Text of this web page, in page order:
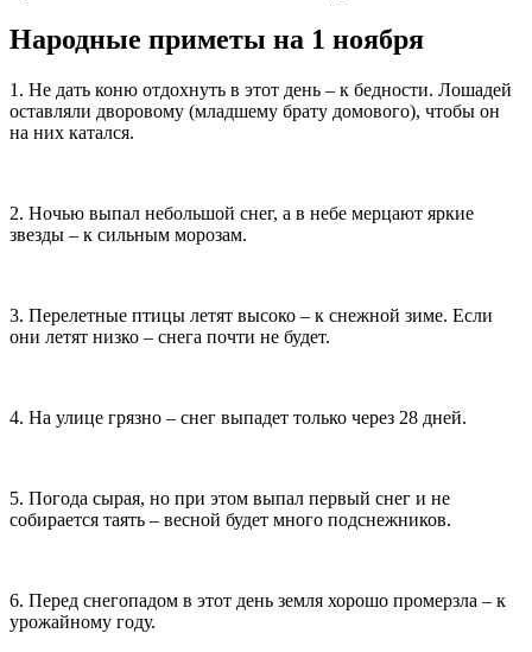
Народные приметы на 1 ноября
1. Не дать коню отдохнуть в этот день – к бедности. Лошадей
оставляли дворовому (младшему брату домового), чтобы он
на них катался.
2. Ночью выпал небольшой снег, а в небе мерцают яркие
звезды – к сильным морозам.
3. Перелетные птицы летят высоко – к снежной зиме. Если
они летят низко – снега почти не будет.
4. На улице грязно – снег выпадет только через 28 дней.
5. Погода сырая, но при этом выпал первый снег и не
собирается таять – весной будет много подснежников.
6. Перед снегопадом в этот день земля хорошо промерзла – к
урожайному году.